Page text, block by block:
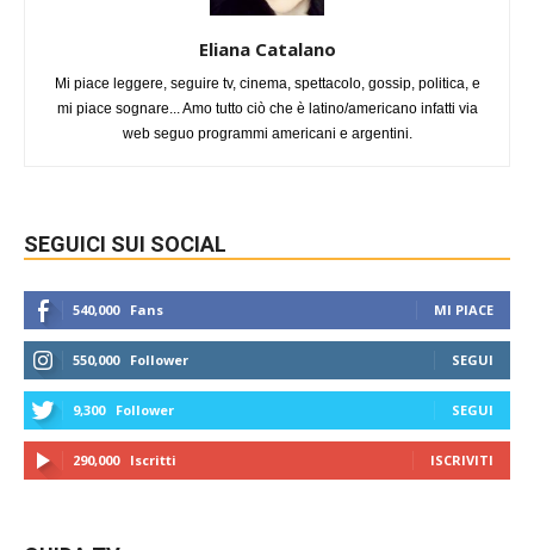
Eliana Catalano
Mi piace leggere, seguire tv, cinema, spettacolo, gossip, politica, e
mi piace sognare... Amo tutto ciò che è latino/americano infatti via
web seguo programmi americani e argentini.
SEGUICI SUI SOCIAL
540,000 Fans MI PIACE
550,000 Follower SEGUI
9,300 Follower SEGUI
290,000 Iscritti ISCRIVITI